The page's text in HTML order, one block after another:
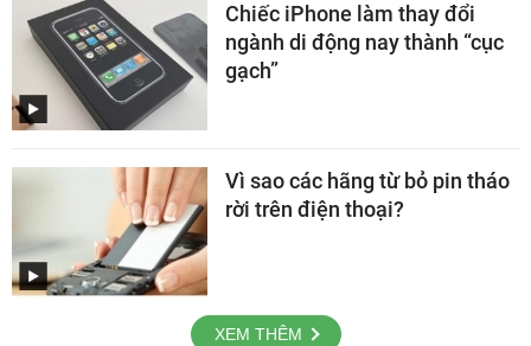
Chiếc iPhone làm thay đổi
ngành di động nay thành “cục
gạch”
Vì sao các hãng từ bỏ pin tháo
rời trên điện thoại?
XEM THÊM